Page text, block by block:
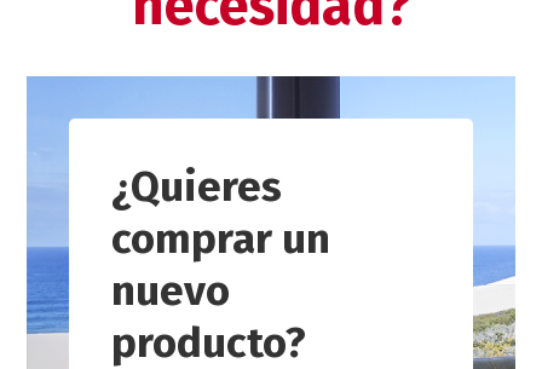
¿Quieres
comprar un
nuevo
producto?